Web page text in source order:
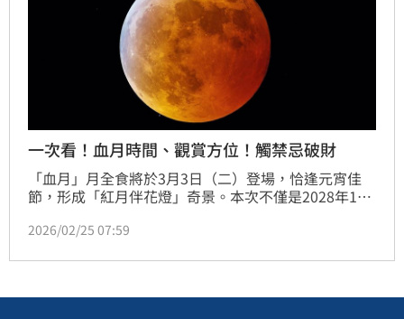
一次看！血月時間、觀賞方位！觸禁忌破財
「血月」月全食將於3月3日（二）登場，恰逢元宵佳
節，形成「紅月伴花燈」奇景。本次不僅是2028年12
交會，需等到2036年。《三立新聞網》整理血月時
2026/02/25 07:59